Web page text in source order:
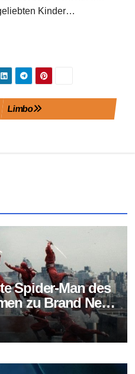
Kinder…
Limbo
Spider-Man des
zu Brand New
positiv aus